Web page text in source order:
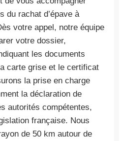
du rachat d’épave à
votre appel, notre équipe
votre dossier,
les documents
carte grise et le certificat
la prise en charge
la déclaration de
autorités compétentes,
française. Nous
de 50 km autour de